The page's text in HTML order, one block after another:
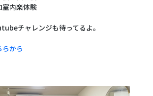
室内楽体験
チャレンジも待ってるよ。
から